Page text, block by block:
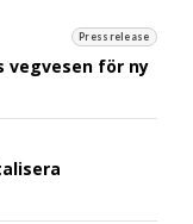
Pressrelease
vegvesen för ny